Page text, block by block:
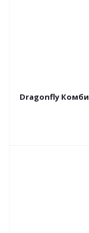
Dragonfly